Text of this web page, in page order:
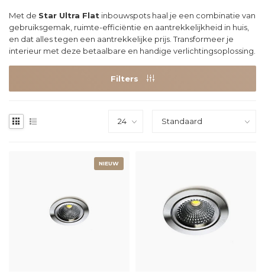
Met de Star Ultra Flat inbouwspots haal je een combinatie van
gebruiksgemak, ruimte-efficiëntie en aantrekkelijkheid in huis,
en dat alles tegen een aantrekkelijke prijs. Transformeer je
interieur met deze betaalbare en handige verlichtingsoplossing.
Filters
NIEUW